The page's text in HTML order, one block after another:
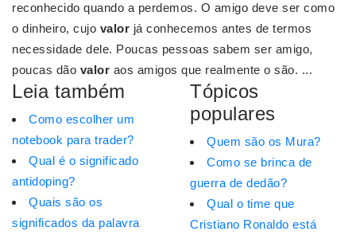
reconhecido quando a perdemos. O amigo deve ser como
o dinheiro, cujo valor já conhecemos antes de termos
necessidade dele. Poucas pessoas sabem ser amigo,
poucas dão valor aos amigos que realmente o são. ...
Leia também
Como escolher um
notebook para trader?
Qual é o significado
antidoping?
Quais são os
significados da palavra
Tópicos
populares
Quem são os Mura?
Como se brinca de
guerra de dedão?
Qual o time que
Cristiano Ronaldo está